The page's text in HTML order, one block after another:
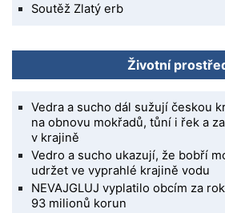
Soutěž Zlatý erb
Životní
Vedra a sucho dál sužují českou
na obnovu mokřadů, tůní i řek a
v krajině
Vedro a sucho ukazují, že bobří
udržet ve vyprahlé krajině vodu
NEVAJGLUJ vyplatilo obcím za
93 milionů korun